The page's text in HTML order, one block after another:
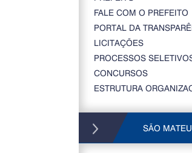
FALE COM O PREFEITO
PORTAL DA
LICITAÇÕES
PROCESSOS
CONCURSOS
ESTRUTURA
SÃO